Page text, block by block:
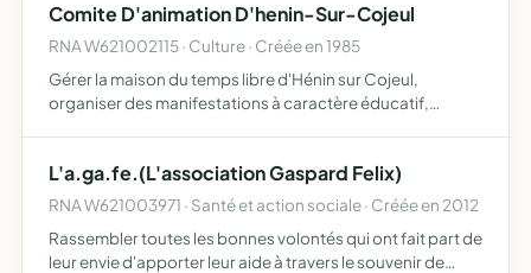
Comite D'animation D'henin-Sur-Cojeul
RNA W621002115 · Culture · Créée en 1985
Gérer la maison du temps libre d'Hénin sur Cojeul,
organiser des manifestations à caractère éducatif,
L'a.ga.fe.(L'association Gaspard Felix)
RNA W621003971 · Santé et action sociale · Créée en 2012
Rassembler toutes les bonnes volontés qui ont fait part de
leur envie d'apporter leur aide à travers le souvenir de